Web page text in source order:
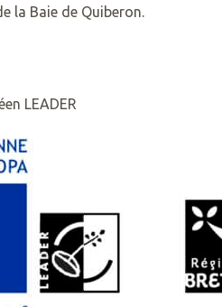
la Baie de Quiberon.
LEADER